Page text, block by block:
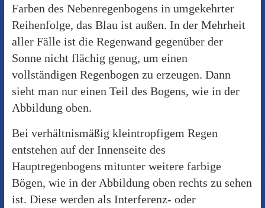
Farben des Nebenregenbogens in umgekehrter
Reihenfolge, das Blau ist außen. In der Mehrheit
aller Fälle ist die Regenwand gegenüber der
Sonne nicht flächig genug, um einen
vollständigen Regenbogen zu erzeugen. Dann
sieht man nur einen Teil des Bogens, wie in der
Abbildung oben.
Bei verhältnismäßig kleintropfigem Regen
entstehen auf der Innenseite des
Hauptregenbogens mitunter weitere farbige
Bögen, wie in der Abbildung oben rechts zu sehen
ist. Diese werden als Interferenz- oder